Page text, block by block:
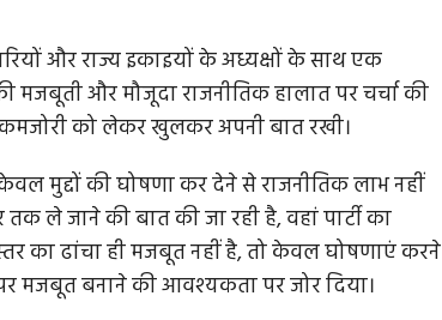
और राज्य इकाइयों के अध्यक्षों के साथ एक
मजबूती और मौजूदा राजनीतिक हालात पर चर्चा की
कमजोरी को लेकर खुलकर अपनी बात रखी।
मुद्दों की घोषणा कर देने से राजनीतिक लाभ नहीं
ले जाने की बात की जा रही है, वहां पार्टी का
का ढांचा ही मजबूत नहीं है, तो केवल घोषणाएं करने
मजबूत बनाने की आवश्यकता पर जोर दिया।